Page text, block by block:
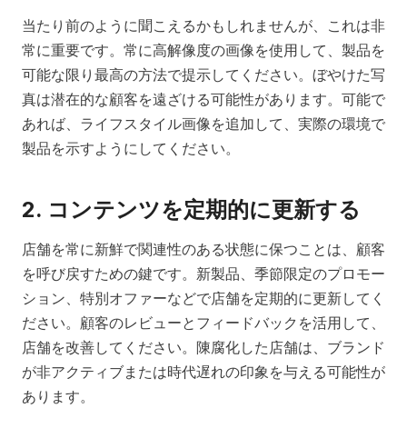
当たり前のように聞こえるかもしれませんが、これは非
常に重要です。常に高解像度の画像を使用して、製品を
可能な限り最高の方法で提示してください。ぼやけた写
真は潜在的な顧客を遠ざける可能性があります。可能で
あれば、ライフスタイル画像を追加して、実際の環境で
製品を示すようにしてください。
2. コンテンツを定期的に更新する
店舗を常に新鮮で関連性のある状態に保つことは、顧客
を呼び戻すための鍵です。新製品、季節限定のプロモー
ション、特別オファーなどで店舗を定期的に更新してく
ださい。顧客のレビューとフィードバックを活用して、
店舗を改善してください。陳腐化した店舗は、ブランド
が非アクティブまたは時代遅れの印象を与える可能性が
あります。